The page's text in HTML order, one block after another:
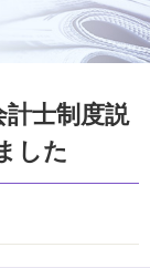
計士制度説
した